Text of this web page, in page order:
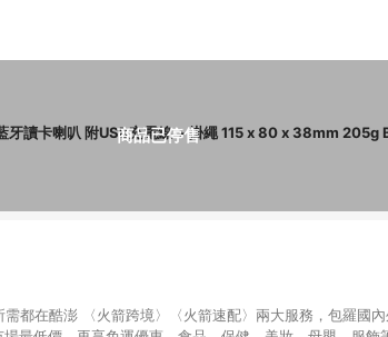
商品已停售
都在酷澎 〈火箭跨境〉〈火箭速配〉兩大服務，包羅國